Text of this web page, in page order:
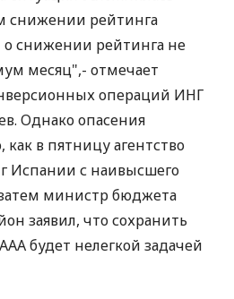
снижении рейтинга
снижении рейтинга не
месяц",- отмечает
операций ИНГ
Однако опасения
как в пятницу агентство
Испании с наивысшего
затем министр бюджета
заявил, что сохранить
будет нелегкой задачей